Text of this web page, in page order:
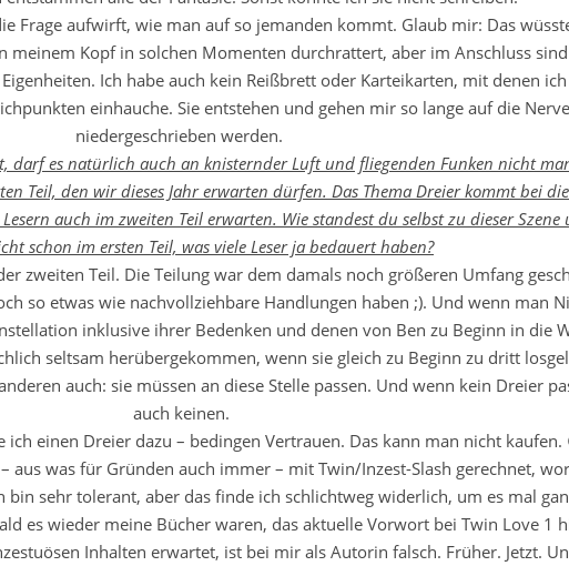
Frage aufwirft, wie man auf so jemanden kommt. Glaub mir: Das
meinem Kopf in solchen Momenten durchrattert, aber im Anschluss
Ich habe auch kein Reißbrett oder Karteikarten, mit denen
einhauche. Sie entstehen und gehen mir so lange auf die
niedergeschrieben werden.
darf es natürlich auch an knisternder Luft und fliegenden Funken nicht
Teil, den wir dieses Jahr erwarten dürfen. Das Thema Dreier kommt bei
auch im zweiten Teil erwarten. Wie standest du selbst zu dieser
schon im ersten Teil, was viele Leser ja bedauert haben?
zweiten Teil. Die Teilung war dem damals noch größeren Umfang
so etwas wie nachvollziehbare Handlungen haben ;). Und wenn man
inklusive ihrer Bedenken und denen von Ben zu Beginn in die
seltsam herübergekommen, wenn sie gleich zu Beginn zu dritt
auch: sie müssen an diese Stelle passen. Und wenn kein Dreier
auch keinen.
ich einen Dreier dazu – bedingen Vertrauen. Das kann man nicht kaufen.
aus was für Gründen auch immer – mit Twin/Inzest-Slash gerechnet,
sehr tolerant, aber das finde ich schlichtweg widerlich, um es mal
es wieder meine Bücher waren, das aktuelle Vorwort bei Twin Love 1
Inhalten erwartet, ist bei mir als Autorin falsch. Früher. Jetzt.